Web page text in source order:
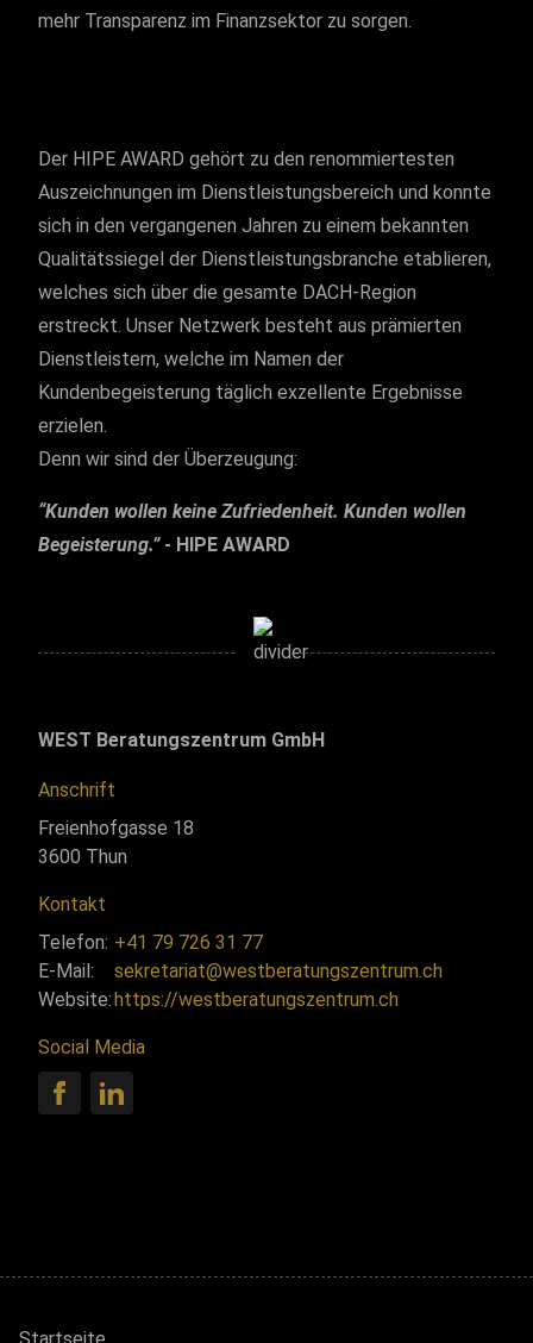
mehr Transparenz im Finanzsektor zu sorgen.
Der HIPE AWARD gehört zu den renommiertesten
Auszeichnungen im Dienstleistungsbereich und konnte
sich in den vergangenen Jahren zu einem bekannten
Qualitätssiegel der Dienstleistungsbranche etablieren,
welches sich über die gesamte DACH-Region
erstreckt. Unser Netzwerk besteht aus prämierten
Dienstleistern, welche im Namen der
Kundenbegeisterung täglich exzellente Ergebnisse
erzielen.
Denn wir sind der Überzeugung:
“Kunden wollen keine Zufriedenheit. Kunden wollen
Begeisterung.”- HIPE AWARD
WEST Beratungszentrum GmbH
Anschrift
Freienhofgasse 18
3600 Thun
Kontakt
Telefon: +41 79 726 31 77
E-Mail:
sekretariat@westberatungszentrum.ch
Website:https://westberatungszentrum.ch
Social Media